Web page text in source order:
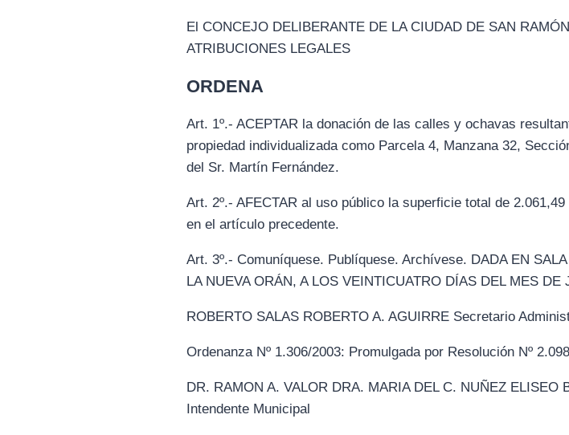
El CONCEJO DELIBERANTE DE LA CIUDAD DE SAN
ATRIBUCIONES LEGALES
ORDENA
Art. 1º.- ACEPTAR la donación de las calles y ochavas
propiedad individualizada como Parcela 4, Manzana 32,
del Sr. Martín Fernández.
Art. 2º.- AFECTAR al uso público la superficie total de
en el artículo precedente.
Art. 3º.- Comuníquese. Publíquese. Archívese. DADA EN
LA NUEVA ORÁN, A LOS VEINTICUATRO DÍAS DEL MES
ROBERTO SALAS ROBERTO A. AGUIRRE Secretario
Ordenanza Nº 1.306/2003: Promulgada por Resolución Nº
DR. RAMON A. VALOR DRA. MARIA DEL C. NUÑEZ
Intendente Municipal